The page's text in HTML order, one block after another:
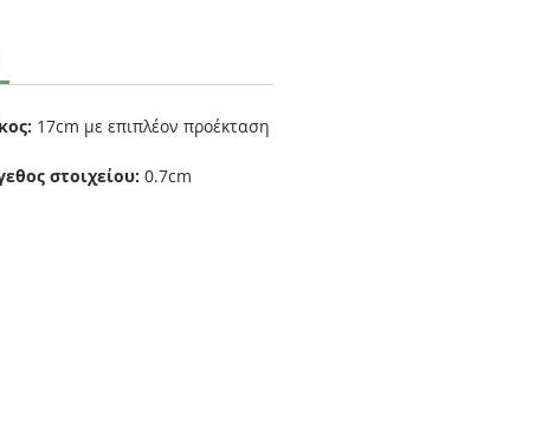
17cm με επιπλέον προέκταση
στοιχείου: 0.7cm